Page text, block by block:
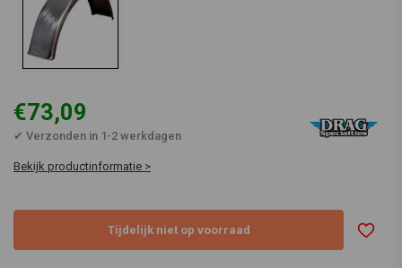
€73,09
✔ Verzonden in 1-2 werkdagen
Bekijk productinformatie >
Tijdelijk niet op voorraad